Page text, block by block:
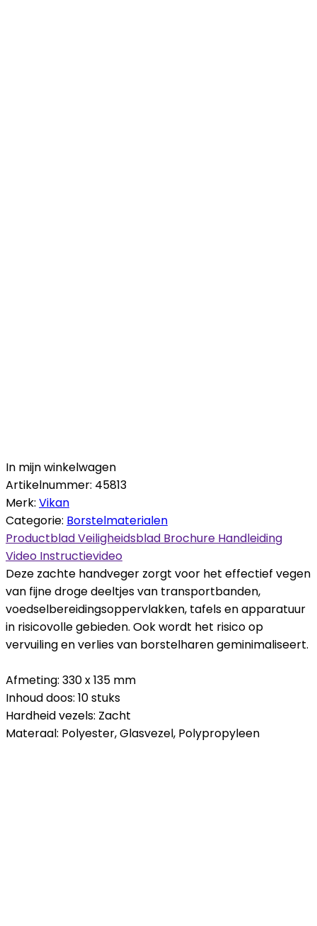
In mijn winkelwagen
Artikelnummer: 45813
Merk: Vikan
Categorie: Borstelmaterialen
ProductbladVeiligheidsblad Brochure Handleiding
Video Instructievideo
Deze zachte handveger zorgt voor het effectief vegen
van fijne droge deeltjes van transportbanden,
voedselbereidingsoppervlakken, tafels en apparatuur
in risicovolle gebieden. Ook wordt het risico op
vervuiling en verlies van borstelharen geminimaliseert.
Afmeting: 330 x 135 mm
Inhoud doos: 10 stuks
Hardheid vezels: Zacht
Materaal: Polyester, Glasvezel, Polypropyleen